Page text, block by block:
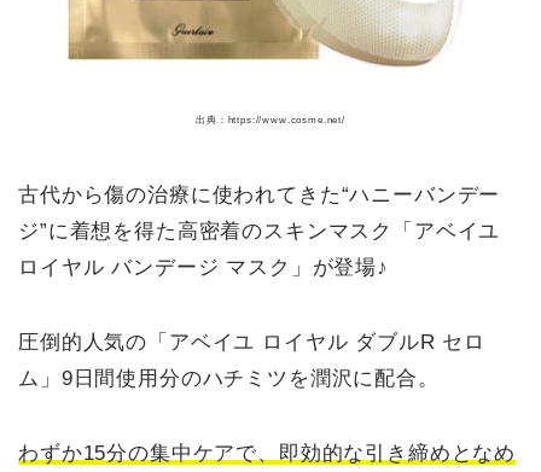
出典：https://www.cosme.net/
古代から傷の治療に使われてきた“ハニーバンデー
ジ”に着想を得た高密着のスキンマスク「アベイユ
ロイヤル バンデージ マスク」が登場♪
圧倒的人気の「アベイユ ロイヤル ダブルR セロ
ム」9日間使用分のハチミツを潤沢に配合。
わずか15分の集中ケアで、即効的な引き締めとなめ